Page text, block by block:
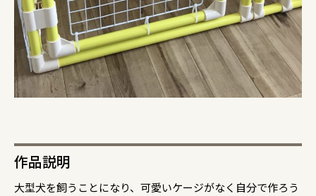
作品説明
大型犬を飼うことになり、可愛いケージがなく自分で作ろう